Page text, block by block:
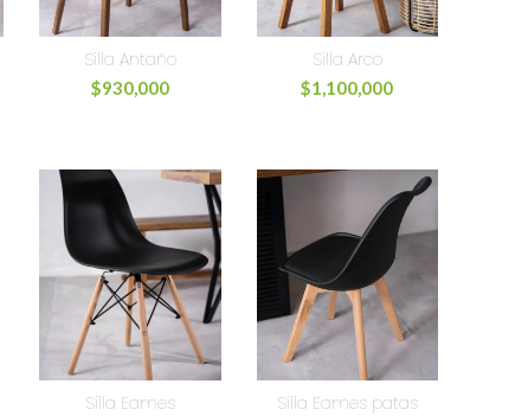
Silla Antaño
$930,000
Silla Arco
$1,100,000
Silla Eames
Silla Eames patas